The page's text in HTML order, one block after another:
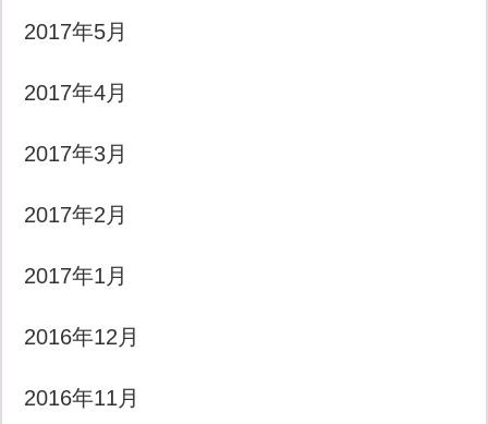
2017年5月
2017年4月
2017年3月
2017年2月
2017年1月
2016年12月
2016年11月